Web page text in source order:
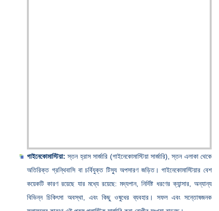
গাইনেকোমাস্টিয়া: স্তন হ্রাস সার্জারি (গাইনেকোমাস্টিয়া সার্জারি), স্তন এলাকা থেকে
অতিরিক্ত গ্রন্থিবাসি বা চর্বিযুক্ত টিস্যু অপসারণ জড়িত। গাইনেকোমাস্টিয়ার বেশ
কয়েকটি কারণ রয়েছে যার মধ্যে রয়েছে: মদ্যপান, নির্দিষ্ট ধরণের ক্যান্সার, অন্যান্য
বিভিন্ন চিকিৎসা অবস্থা, এবং কিছু ওষুধের ব্যবহার। সফল এবং সন্তোষজনক